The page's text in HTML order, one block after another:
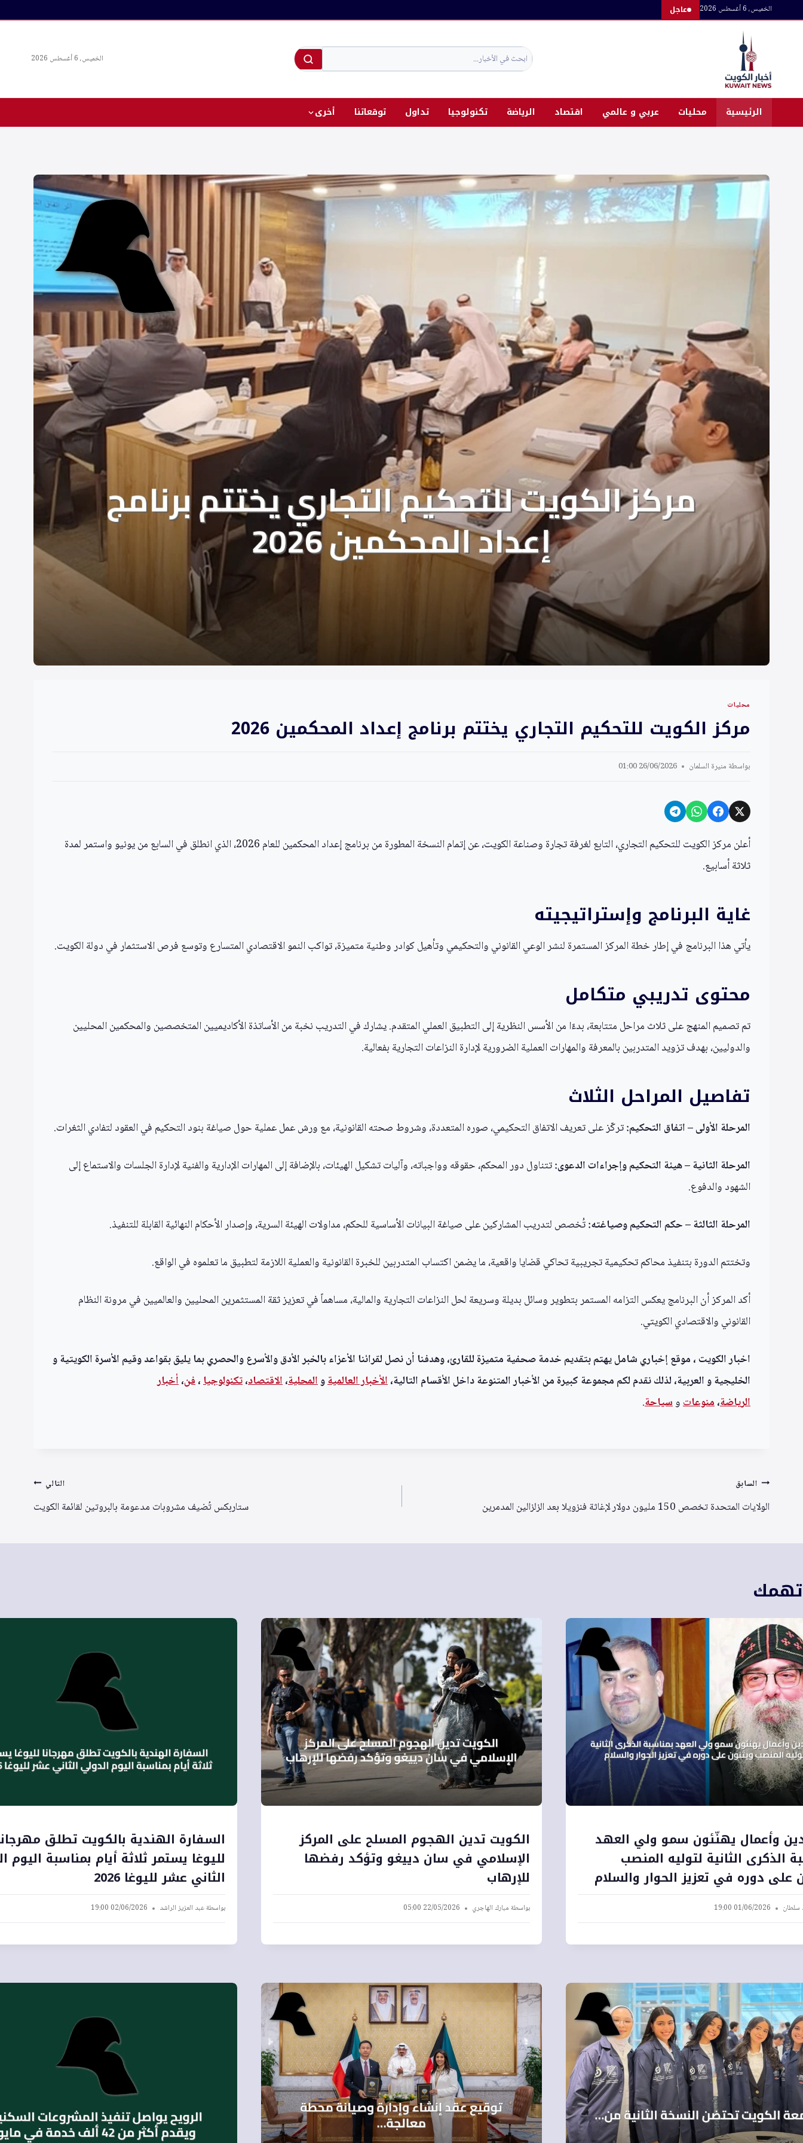
الخميس، 6 أغسطس 2026 عاجل
الخميس، 6 أغسطس 2026
الرئيسية محليات عربي و عالمي اقتصاد الرياضة تكنولوجيا تداول توقعاتنا أخرى
محليات
مركز الكويت للتحكيم التجاري يختتم برنامج إعداد المحكمين 2026
بواسطة منيرة السلمان 26/06/2026 01:00
أعلن مركز الكويت للتحكيم التجاري، التابع لغرفة تجارة وصناعة الكويت، عن إتمام النسخة المطورة من برنامج إعداد المحكمين للعام 2026، الذي انطلق في السابع من يونيو واستمر لمدة
ثلاثة أسابيع.
غاية البرنامج وإستراتيجيته
يأتي هذا البرنامج في إطار خطة المركز المستمرة لنشر الوعي القانوني والتحكيمي وتأهيل كوادر وطنية متميزة، تواكب النمو الاقتصادي المتسارع وتوسع فرص الاستثمار في دولة الكويت.
محتوى تدريبي متكامل
تم تصميم المنهج على ثلاث مراحل متتابعة، بدءًا من الأسس النظرية إلى التطبيق العملي المتقدم. يشارك في التدريب نخبة من الأساتذة الأكاديميين المتخصصين والمحكمين المحليين
والدوليين، بهدف تزويد المتدربين بالمعرفة والمهارات العملية الضرورية لإدارة النزاعات التجارية بفعالية.
تفاصيل المراحل الثلاث
المرحلة الأولى – اتفاق التحكيم:تركّز على تعريف الاتفاق التحكيمي، صوره المتعددة، وشروط صحته القانونية، مع ورش عمل عملية حول صياغة بنود التحكيم في العقود لتفادي الثغرات.
المرحلة الثانية – هيئة التحكيم وإجراءات الدعوى:تتناول دور المحكم، حقوقه وواجباته، وآليات تشكيل الهيئات، بالإضافة إلى المهارات الإدارية والفنية لإدارة الجلسات والاستماع إلى
الشهود والدفوع.
المرحلة الثالثة – حكم التحكيم وصياغته:تُخصص لتدريب المشاركين على صياغة البيانات الأساسية للحكم، مداولات الهيئة السرية، وإصدار الأحكام النهائية القابلة للتنفيذ.
وتختتم الدورة بتنفيذ محاكم تحكيمية تجريبية تحاكي قضايا واقعية، ما يضمن اكتساب المتدربين للخبرة القانونية والعملية اللازمة لتطبيق ما تعلموه في الواقع.
أكد المركز أن البرنامج يعكس التزامه المستمر بتطوير وسائل بديلة وسريعة لحل النزاعات التجارية والمالية، مساهماً في تعزيز ثقة المستثمرين المحليين والعالميين في مرونة النظام
القانوني والاقتصادي الكويتي.
اخبار الكويت ، موقع إخباري شامل يهتم بتقديم خدمة صحفية متميزة للقارئ، وهدفنا أن نصل لقرائنا الأعزاء بالخبر الأدق والأسرع والحصري بما يليق بقواعد وقيم الأسرة الكويتية و
الخليجية و العربية، لذلك نقدم لكم مجموعة كبيرة من الأخبار المتنوعة داخل الأقسام التالية،الأخبار العالميةوالمحلية،الاقتصاد،تكنولوجيا،فن،أخبار
الرياضة،منوعاتوسياحة.
تصفّح
المقالات
السابق
الولايات المتحدة تخصص 150 مليون دولار لإغاثة فنزويلا بعد الزلزالين المدمرين
التالي
ستاربكس تُضيف مشروبات مدعومة بالبروتين لقائمة الكويت
تهمك
وأعمال يهنّئون سمو ولي العهد
الذكرى الثانية لتوليه المنصب
على دوره في تعزيز الحوار والسلام
سلطان 01/06/2026 19:00
الكويت تدين الهجوم المسلح على المركز
الإسلامي في سان دييغو وتؤكد رفضها
للإرهاب
بواسطة مبارك الهاجري 22/05/2026 05:00
السفارة الهندية بالكويت تطلق
لليوغا يستمر ثلاثة أيام بمناسبة اليوم
الثاني عشر لليوغا 2026
بواسطةعبد العزيز الراشد 02/06/2026 19:00